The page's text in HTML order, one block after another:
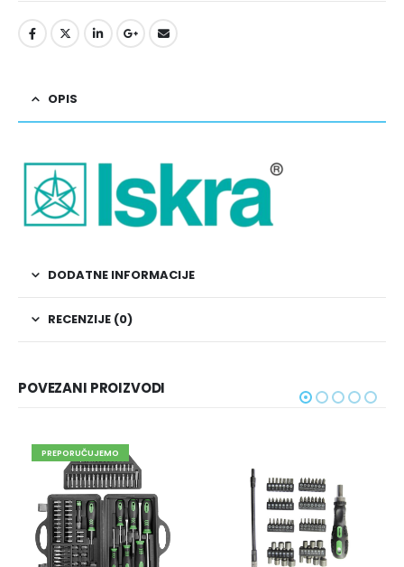
OPIS
DODATNE INFORMACIJE
RECENZIJE (0)
POVEZANI PROIZVODI
PREPORUČUJEMO